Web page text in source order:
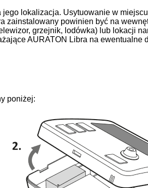
lokalizacja. Usytuowanie w
zainstalowany powinien być na
grzejnik, lodówka) lub lokacji
AURATON Libra na ewentualne
poniżej: